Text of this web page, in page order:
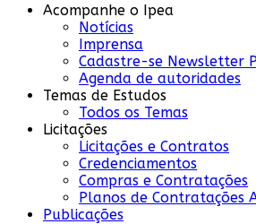
Acompanhe o Ipea
Notícias
Imprensa
Cadastre-se Newsletter
Agenda de autoridades
Temas de Estudos
Todos os Temas
Licitações
Licitações e Contratos
Credenciamentos
Compras e Contratações
Planos de Contratações
Publicações